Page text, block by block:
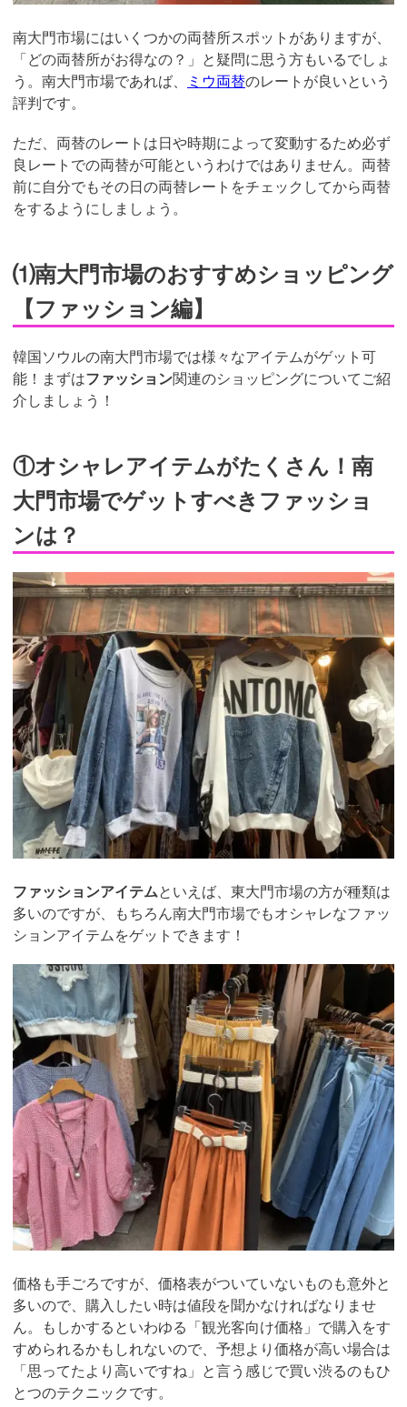
南大門市場にはいくつかの両替所スポットがありますが、
「どの両替所がお得なの？」と疑問に思う方もいるでしょ
う。南大門市場であれば、
ミウ両替のレートが良いという
評判です。
ただ、両替のレートは日や時期によって変動するため必ず
良レートでの両替が可能というわけではありません。両替
前に自分でもその日の両替レートをチェックしてから両替
をするようにしましょう。
⑴南大門市場のおすすめショッピング
【ファッション編】
韓国ソウルの南大門市場では様々なアイテムがゲット可
能！まずはファッション関連のショッピングについてご紹
介しましょう！
①オシャレアイテムがたくさん！南
大門市場でゲットすべきファッショ
ンは？
ファッションアイテムといえば、東大門市場の方が種類は
多いのですが、もちろん南大門市場でもオシャレなファッ
ションアイテムをゲットできます！
価格も手ごろですが、価格表がついていないものも意外と
多いので、購入したい時は値段を聞かなければなりませ
ん。もしかするといわゆる「観光客向け価格」で購入をす
すめられるかもしれないので、予想より価格が高い場合は
「思ってたより高いですね」と言う感じで買い渋るのもひ
とつのテクニックです。